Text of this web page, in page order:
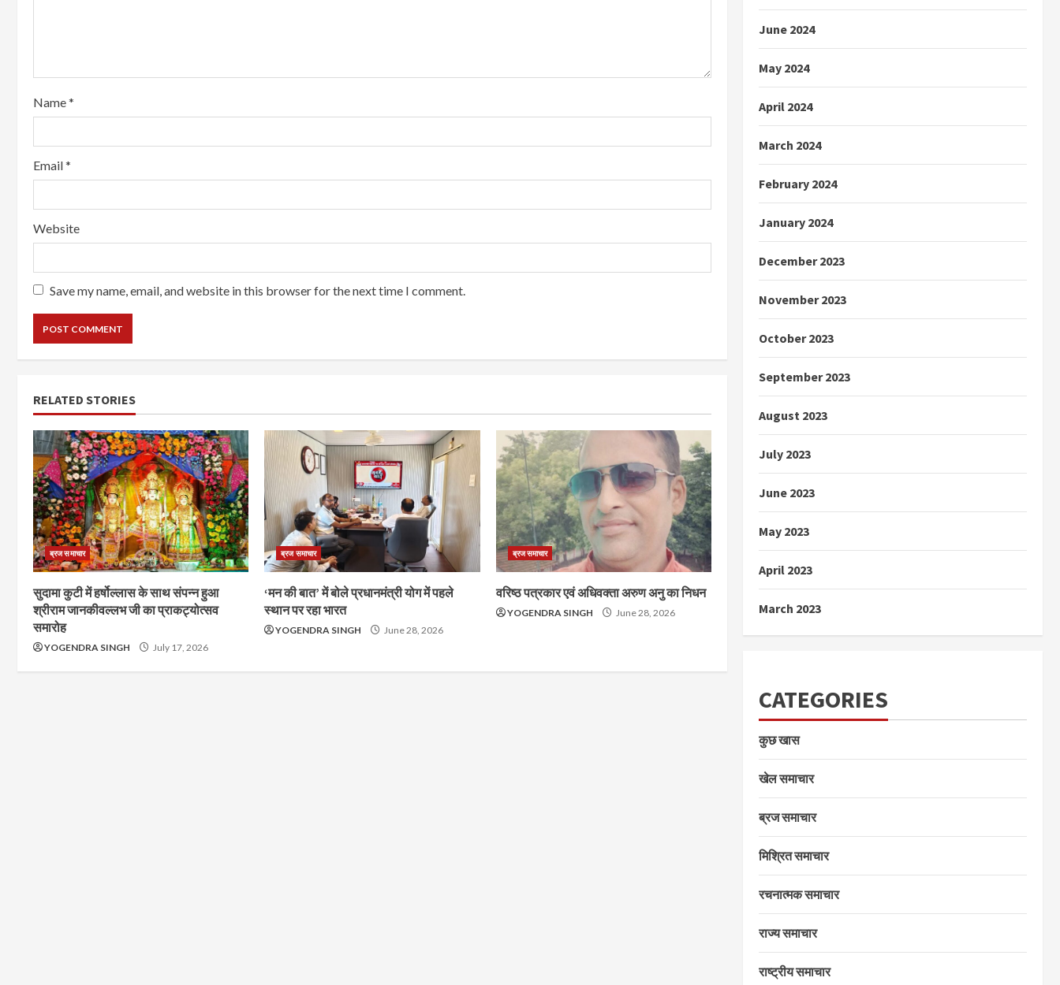
Name*
Email*
Website
Save my name, email, and website in this browser for the next time I comment.
RELATED STORIES
ब्रज समाचार
सुदामा कुटी में हर्षोल्लास के साथ संपन्न हुआ
श्रीराम जानकीवल्लभ जी का प्राकट्योत्सव
समारोह
YOGENDRA SINGH July 17, 2026
ब्रज समाचार
‘मन की बात’ में बोले प्रधानमंत्री योग में पहले
स्थान पर रहा भारत
YOGENDRA SINGH June 28, 2026
ब्रज समाचार
वरिष्ठ पत्रकार एवं अधिवक्ता अरुण अनु का निधन
YOGENDRA SINGH June 28, 2026
June 2024
May 2024
April 2024
March 2024
February 2024
January 2024
December 2023
November 2023
October 2023
September 2023
August 2023
July 2023
June 2023
May 2023
April 2023
March 2023
CATEGORIES
कुछ खास
खेल समाचार
ब्रज समाचार
मिश्रित समाचार
रचनात्मक समाचार
राज्य समाचार
राष्ट्रीय समाचार